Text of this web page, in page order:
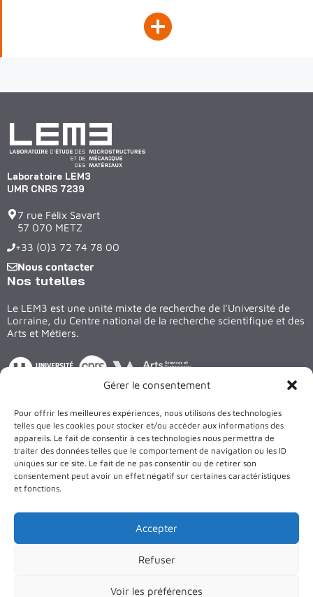
Gérer le consentement
Pour offrir les meilleures expériences, nous utilisons des technologies
telles que les cookies pour stocker et/ou accéder aux informations des
appareils. Le fait de consentir à ces technologies nous permettra de
traiter des données telles que le comportement de navigation ou les ID
uniques sur ce site. Le fait de ne pas consentir ou de retirer son
consentement peut avoir un effet négatif sur certaines caractéristiques
et fonctions.
Accepter
Refuser
Voir les préférences
Laboratoire LEM3
UMR CNRS 7239
7 rue Félix Savart
57 070 METZ
+33 (0)3 72 74 78 00
Nous contacter
Nos tutelles
Le LEM3 est une unité mixte de recherche de l'Université de
Lorraine, du Centre national de la recherche scientifique et des
Arts et Métiers.
Suivez nous sur les réseaux
LinkedIn
X Facebook
YouTube
Le bâtiment et les équipements du LEM3 sont cofinancés par
l’Union Européenne